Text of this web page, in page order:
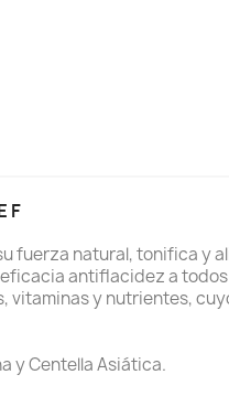
F
fuerza natural, tonifica y
antiflacidez a
vitaminas y nutrientes,
y Centella Asiática.